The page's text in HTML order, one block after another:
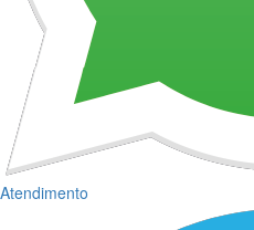
Atendimento